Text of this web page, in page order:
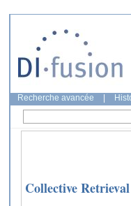
Recherche avancée
Collective